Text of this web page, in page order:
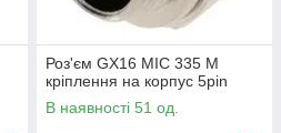
Роз'єм GX16 MIC 335 M
кріплення на корпус 5pin
В наявності 51 од.